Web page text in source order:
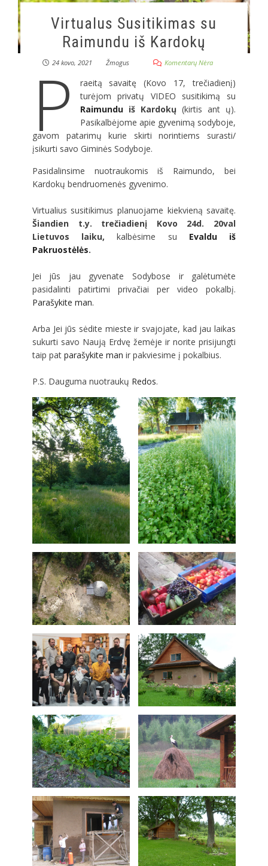
Virtualus Susitikimas su
Raimundu iš Kardokų
24 kovo, 2021 Žmogus Komentarų Nėra
P
raeitą savaitę (Kovo 17, trečiadienį)
turėjom privatų VIDEO susitikimą su
Raimunduiš Kardokų (kirtis ant ų).
Pasikalbėjome apie gyvenimą sodyboje,
gavom patarimų kurie skirti norintiems surasti/
įsikurti savo Giminės Sodyboje.
Pasidalinsime nuotraukomis iš Raimundo, bei
Kardokų bendruomenės gyvenimo.
Virtualius susitikimus planuojame kiekvieną savaitę.
Šiandien t.y. trečiadienį Kovo 24d. 20val
Lietuvos laiku, kalbėsime su Evaldu iš
Pakruostėlės.
Jei jūs jau gyvenate Sodybose ir galėtumėte
pasidalinti patirtimi privačiai per video pokalbį.
Parašykite man.
Arba Jei jūs sėdite mieste ir svajojate, kad jau laikas
sukurti savo Naują Erdvę žemėje ir norite prisijungti
taip pat parašykite man ir pakviesime į pokalbius.
P.S. Dauguma nuotraukų Redos.